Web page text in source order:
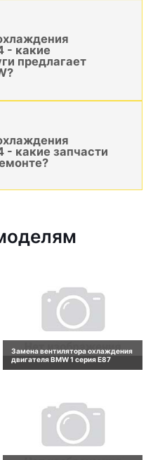
- какие
предлагает
- какие запчасти
Замена вентилятора охлаждения
двигателя BMW 1 серия E87